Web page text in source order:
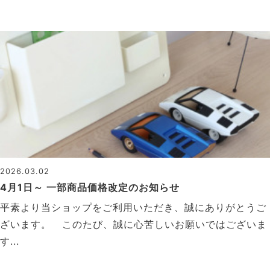
2026.03.02
4月1日～ 一部商品価格改定のお知らせ
平素より当ショップをご利用いただき、誠にありがとうご
ざいます。 このたび、誠に心苦しいお願いではございま
す...